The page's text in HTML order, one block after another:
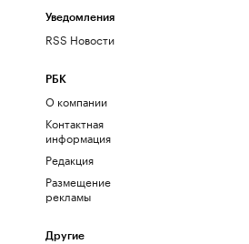
Уведомления
RSS Новости
РБК
О компании
Контактная
информация
Редакция
Размещение
рекламы
Другие